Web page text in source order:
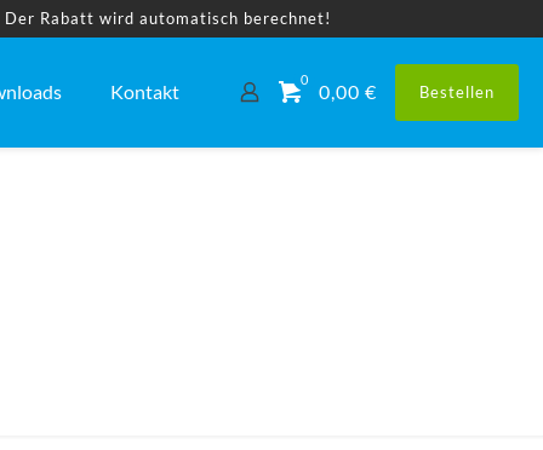
Rabatt wird automatisch berechnet!
Kontakt
0
0,00 € Bestellen